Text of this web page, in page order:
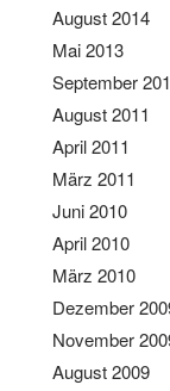
August 2014
Mai 2013
September
August 2011
April 2011
März 2011
Juni 2010
April 2010
März 2010
Dezember
November
August 2009